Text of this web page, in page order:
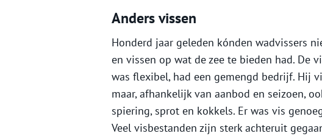
Anders vissen
Honderd jaar geleden kónden wadvissers
en vissen op wat de zee te bieden had. De
was flexibel, had een gemengd bedrijf. Hij
maar, afhankelijk van aanbod en seizoen,
spiering, sprot en kokkels. Er was vis
Veel visbestanden zijn sterk achteruit